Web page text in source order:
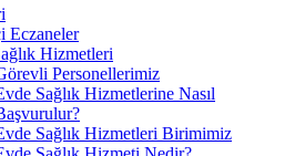
Eczaneler
Hizmetleri
Personellerimiz
Sağlık Hizmetlerine Nasıl
Sağlık Hizmetleri Birimimiz